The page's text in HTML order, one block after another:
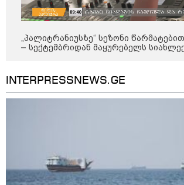
„პალიტრანიუსზე“ სეზონი
– სექტემბრიდან მაყურებელს
INTERPRESSNEWS.GE